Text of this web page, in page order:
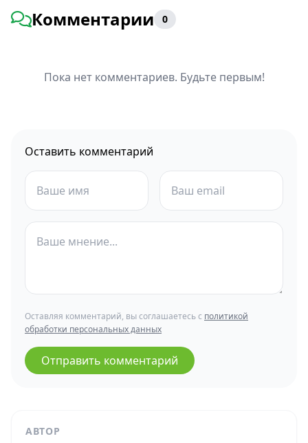
АВТОР
Комментарии 0
Пока нет комментариев. Будьте первым!
Оставить комментарий
Оставляя комментарий, вы соглашаетесь с политикой
обработки персональных данных
Отправить комментарий